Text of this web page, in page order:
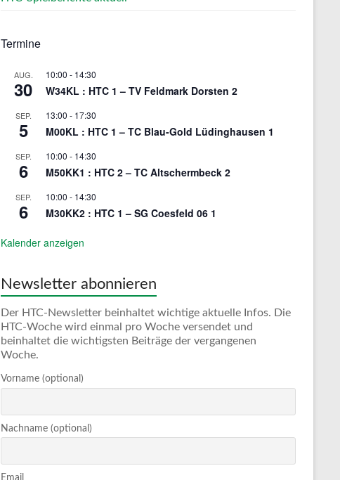
Termine
AUG.
30
10:00 - 14:30
W34KL : HTC 1 – TV Feldmark Dorsten 2
SEP.
5
13:00 - 17:30
M00KL : HTC 1 – TC Blau-Gold Lüdinghausen 1
SEP.
6
10:00 - 14:30
M50KK1 : HTC 2 – TC Altschermbeck 2
SEP.
6
10:00 - 14:30
M30KK2 : HTC 1 – SG Coesfeld 06 1
Kalender anzeigen
Newsletter abonnieren
Der HTC-Newsletter beinhaltet wichtige aktuelle Infos. Die
HTC-Woche wird einmal pro Woche versendet und
beinhaltet die wichtigsten Beiträge der vergangenen
Woche.
Vorname (optional)
Nachname (optional)